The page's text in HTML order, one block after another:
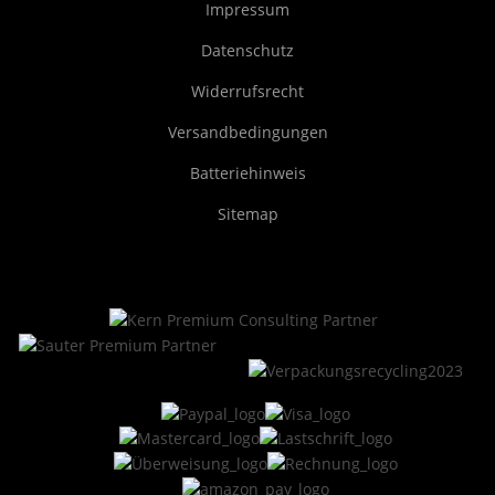
Impressum
Datenschutz
Widerrufsrecht
Versandbedingungen
Batteriehinweis
Sitemap